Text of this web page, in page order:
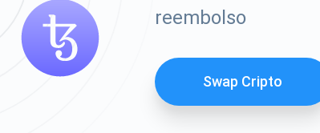
reembolso
Swap Cripto